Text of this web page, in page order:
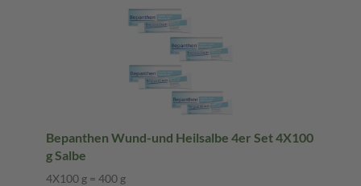
Bepanthen Wund-und Heilsalbe 4er Set 4X100
g Salbe
4X100 g = 400 g